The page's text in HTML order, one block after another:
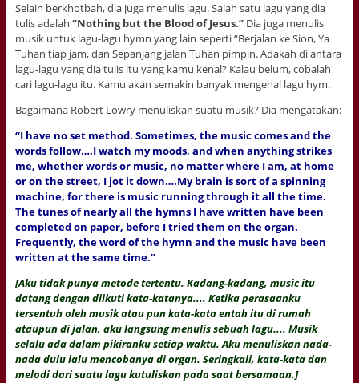
Selain berkhotbah, dia juga menulis lagu. Salah satu lagu yang dia
tulis adalah “Nothing but the Blood of Jesus.” Dia juga menulis
musik untuk lagu-lagu hymn yang lain seperti “Berjalan ke Sion, Ya
Tuhan tiap jam, dan Sepanjang jalan Tuhan pimpin. Adakah di antara
lagu-lagu yang dia tulis itu yang kamu kenal? Kalau belum, cobalah
cari lagu-lagu itu. Kamu akan semakin banyak mengenal lagu hym.
Bagaimana Robert Lowry menuliskan suatu musik? Dia mengatakan:
“I have no set method. Sometimes, the music comes and the
words follow….I watch my moods, and when anything strikes
me, whether words or music, no matter where I am, at home
or on the street, I jot it down….My brain is sort of a spinning
machine, for there is music running through it all the time.
The tunes of nearly all the hymns I have written have been
completed on paper, before I tried them on the organ.
Frequently, the word of the hymn and the music have been
written at the same time.”
[Aku tidak punya metode tertentu. Kadang-kadang, music itu
datang dengan diikuti kata-katanya.... Ketika perasaanku
tersentuh oleh musik atau pun kata-kata entah itu di rumah
ataupun di jalan, aku langsung menulis sebuah lagu.... Musik
selalu ada dalam pikiranku setiap waktu. Aku menuliskan nada-
nada dulu lalu mencobanya di organ. Seringkali, kata-kata dan
melodi dari suatu lagu kutuliskan pada saat bersamaan.]